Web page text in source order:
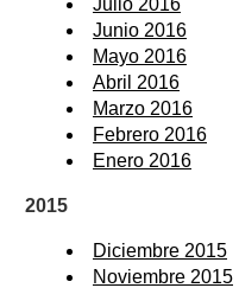
Junio 2016
Mayo 2016
Abril 2016
Marzo 2016
Febrero 2016
Enero 2016
2015
Diciembre 2015
Noviembre 2015